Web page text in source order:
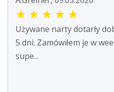
★ ★ ★ ★ ★
Używane narty dotarły
5 dni. Zamówiłem je w
supe...